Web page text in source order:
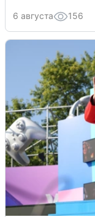
6 августа 156